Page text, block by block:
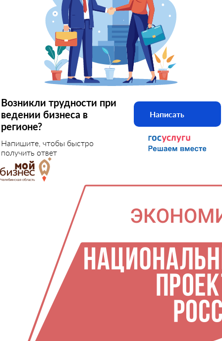
Возникли трудности при
ведении бизнеса в
регионе?
Напишите, чтобы быстро
получить ответ
Написать